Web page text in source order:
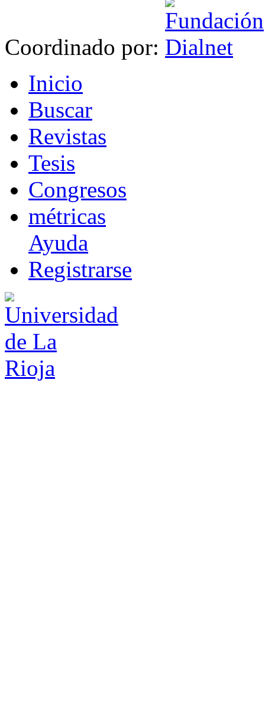
Coordinado por:
Inicio
Buscar
Revistas
Tesis
Congresos
métricas
Ayuda
Registrarse